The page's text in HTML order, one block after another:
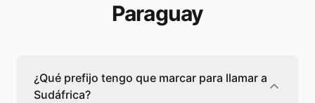
Paraguay
¿Qué prefijo tengo que marcar para llamar a
Sudáfrica?